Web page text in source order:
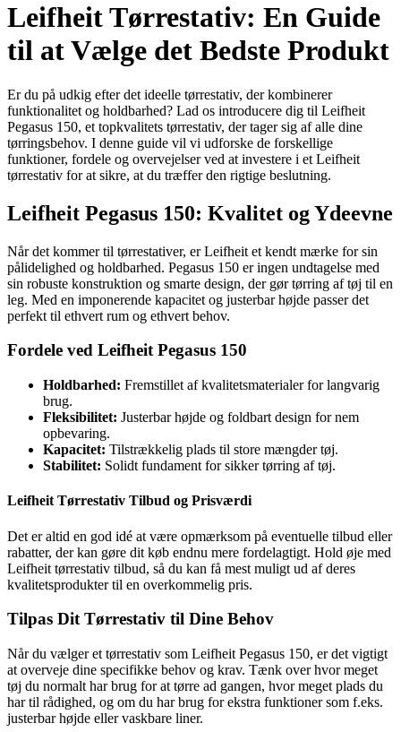
Leifheit Tørrestativ: En Guide
til at Vælge det Bedste Produkt
Er du på udkig efter det ideelle tørrestativ, der kombinerer
funktionalitet og holdbarhed? Lad os introducere dig til Leifheit
Pegasus 150, et topkvalitets tørrestativ, der tager sig af alle dine
tørringsbehov. I denne guide vil vi udforske de forskellige
funktioner, fordele og overvejelser ved at investere i et Leifheit
tørrestativ for at sikre, at du træffer den rigtige beslutning.
Leifheit Pegasus 150: Kvalitet og Ydeevne
Når det kommer til tørrestativer, er Leifheit et kendt mærke for sin
pålidelighed og holdbarhed. Pegasus 150 er ingen undtagelse med
sin robuste konstruktion og smarte design, der gør tørring af tøj til en
leg. Med en imponerende kapacitet og justerbar højde passer det
perfekt til ethvert rum og ethvert behov.
Fordele ved Leifheit Pegasus 150
Holdbarhed: Fremstillet af kvalitetsmaterialer for langvarig
brug.
Fleksibilitet: Justerbar højde og foldbart design for nem
opbevaring.
Kapacitet: Tilstrækkelig plads til store mængder tøj.
Stabilitet: Solidt fundament for sikker tørring af tøj.
Leifheit Tørrestativ Tilbud og Prisværdi
Det er altid en god idé at være opmærksom på eventuelle tilbud eller
rabatter, der kan gøre dit køb endnu mere fordelagtigt. Hold øje med
Leifheit tørrestativ tilbud, så du kan få mest muligt ud af deres
kvalitetsprodukter til en overkommelig pris.
Tilpas Dit Tørrestativ til Dine Behov
Når du vælger et tørrestativ som Leifheit Pegasus 150, er det vigtigt
at overveje dine specifikke behov og krav. Tænk over hvor meget
tøj du normalt har brug for at tørre ad gangen, hvor meget plads du
har til rådighed, og om du har brug for ekstra funktioner som f.eks.
justerbar højde eller vaskbare liner.